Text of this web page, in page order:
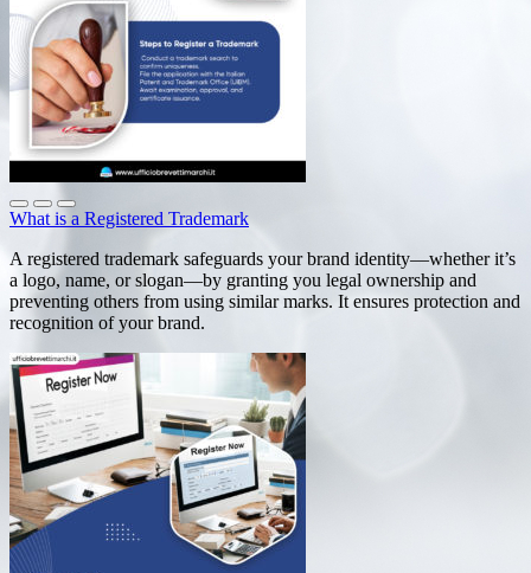
What is a Registered Trademark
A registered trademark safeguards your brand identity—whether it’s
a logo, name, or slogan—by granting you legal ownership and
preventing others from using similar marks. It ensures protection and
recognition of your brand.